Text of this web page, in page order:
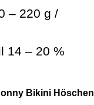
– 220 g /
14 – 20 %
Bikini Höschen